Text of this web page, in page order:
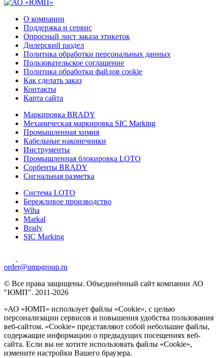
О компании
Поддержка и сервис
Опросный лист заказа этикеток
Дилерский раздел
Политика обработки персональных данных
Пользовательское соглашение
Политика обработки файлов cookie
Как сделать заказ
Контакты
Карта сайта
Маркировка BRADY
Механическая маркировка SIC Marking
Промышленная химия
Кабельные наконечники
Инструменты
Промышленная блокировка LOTO
Сорбенты BRADY
Сигнальная разметка
Система LOTO
Бережливое производство
Wiha
Markal
Brady
SIC Marking
order@umpgroup.ru
© Все права защищены. Объединённый сайт компании АО
"ЮМП". 2011-2026
«АО «ЮМП» использует файлы «Сookie», с целью
персонализации сервисов и повышения удобства пользования
веб-сайтом. «Cookie» представляют собой небольшие файлы,
содержащие информацию о предыдущих посещениях веб-
сайта. Если вы не хотите использовать файлы «Сookie»,
измените настройки Вашего браузера.